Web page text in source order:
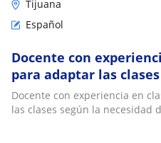
Tijuana
Español
Docente con
para adaptar las
del alumno y su ritmo
Docente con experiencia en
las clases según la necesidad